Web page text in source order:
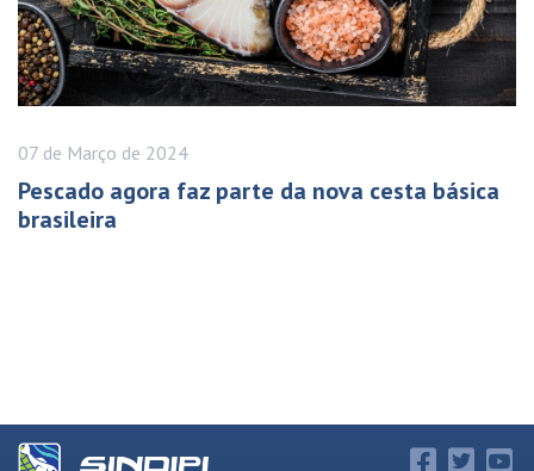
07 de Março de 2024
Pescado agora faz parte da nova cesta básica
brasileira